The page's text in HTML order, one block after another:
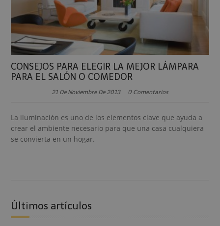
CONSEJOS PARA ELEGIR LA MEJOR LÁMPARA
PARA EL SALÓN O COMEDOR
21 De Noviembre De 2013 0 Comentarios
La iluminación es uno de los elementos clave que ayuda a
crear el ambiente necesario para que una casa cualquiera
se convierta en un hogar.
Últimos artículos